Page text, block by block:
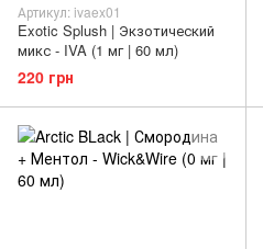
Артикул: ivaex01
Exotic Splush | Экзотический
микс - IVA (1 мг | 60 мл)
220 грн